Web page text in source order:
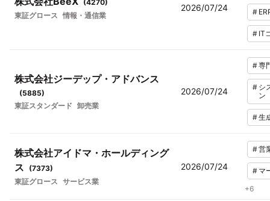
(4270)
東証グロース 情報・通信業
2026/07/24 #
# IT
株式会社ジーデップ・アドバンス
(5885)
東証スタンダード 卸売業
2026/07/24
#専
# シ
ン
#生
株式会社アイドマ・ホールディング
ス
(7373)
東証グロース サービス業
2026/07/24
#営
# マ
+6